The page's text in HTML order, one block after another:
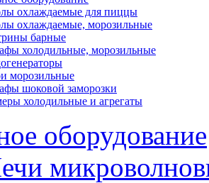
охлаждаемые для пиццы
охлаждаемые, морозильные
барные
холодильные, морозильные
морозильные
шоковой заморозки
холодильные и агрегаты
оборудование